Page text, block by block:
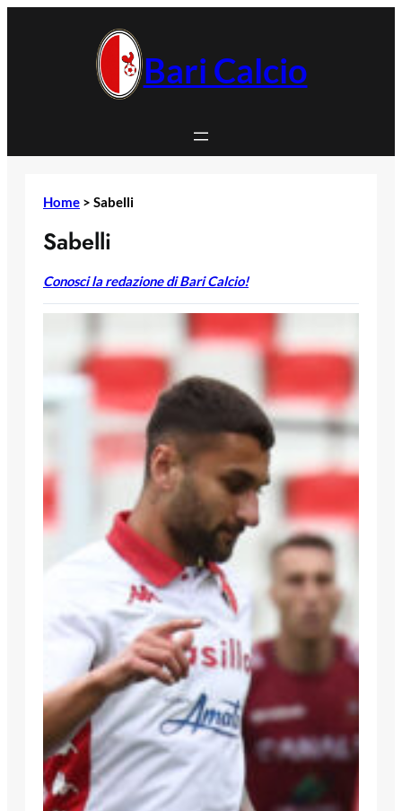
Bari Calcio
Home > Sabelli
Sabelli
Conosci la redazione di Bari Calcio!